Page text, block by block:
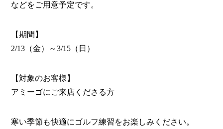
などをご用意予定です。
【期間】
2/13（金）～3/15（日）
【対象のお客様】
アミーゴにご来店くださる方
寒い季節も快適にゴルフ練習をお楽しみください。